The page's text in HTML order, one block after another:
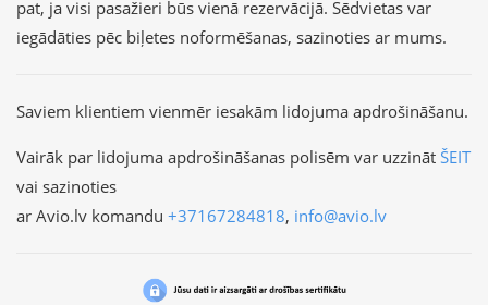
pat, ja visi pasažieri būs vienā rezervācijā. Sēdvietas var
iegādāties pēc biļetes noformēšanas, sazinoties ar mums.
Saviem klientiem vienmēr iesakām lidojuma apdrošināšanu.
Vairāk par lidojuma apdrošināšanas polisēm var uzzināt ŠEIT
vai sazinoties
ar Avio.lv komandu +37167284818, info@avio.lv